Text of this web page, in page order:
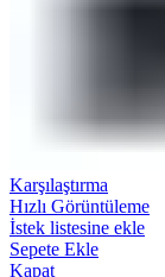
Karşılaştırma
Hızlı Görüntüleme
İstek listesine ekle
Sepete Ekle
Kapat